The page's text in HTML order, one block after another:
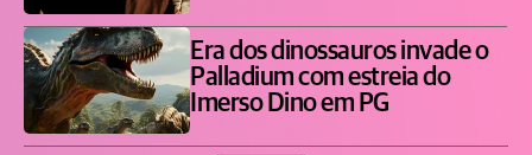
Era dos dinossauros invade o
Palladium com estreia do
Imerso Dino em PG